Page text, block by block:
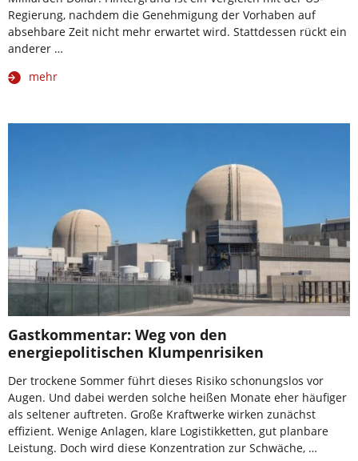
Regierung, nachdem die Genehmigung der Vorhaben auf
absehbare Zeit nicht mehr erwartet wird. Stattdessen rückt ein
anderer …
mehr
Gastkommentar: Weg von den
energiepolitischen Klumpenrisiken
Der trockene Sommer führt dieses Risiko schonungslos vor
Augen. Und dabei werden solche heißen Monate eher häufiger
als seltener auftreten. Große Kraftwerke wirken zunächst
effizient. Wenige Anlagen, klare Logistikketten, gut planbare
Leistung. Doch wird diese Konzentration zur Schwäche, …